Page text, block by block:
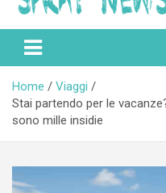
Spraynews.it
Home
Viaggi
Stai partendo per le
sono mille insidie